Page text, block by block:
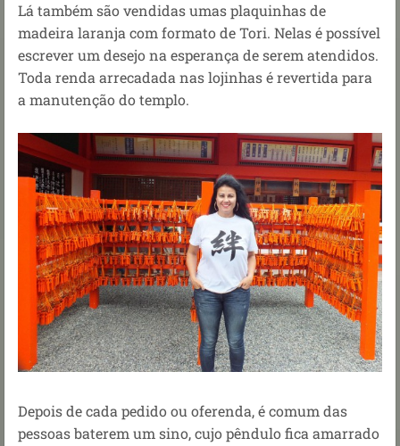
Lá também são vendidas umas plaquinhas de
madeira laranja com formato de Tori. Nelas é possível
escrever um desejo na esperança de serem atendidos.
Toda renda arrecadada nas lojinhas é revertida para
a manutenção do templo.
Depois de cada pedido ou oferenda, é comum das
pessoas baterem um sino, cujo pêndulo fica amarrado